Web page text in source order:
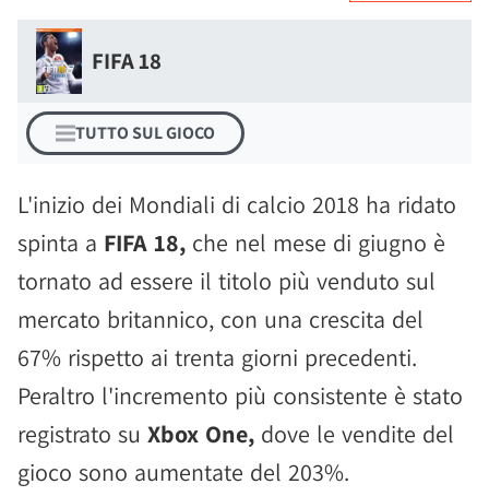
FIFA 18
TUTTO SUL GIOCO
L'inizio dei Mondiali di calcio 2018 ha ridato
spinta a FIFA 18, che nel mese di giugno è
tornato ad essere il titolo più venduto sul
mercato britannico, con una crescita del
67% rispetto ai trenta giorni precedenti.
Peraltro l'incremento più consistente è stato
registrato su Xbox One, dove le vendite del
gioco sono aumentate del 203%.